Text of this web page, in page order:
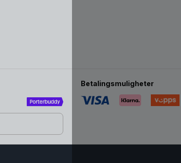
Betalingsmuligheter